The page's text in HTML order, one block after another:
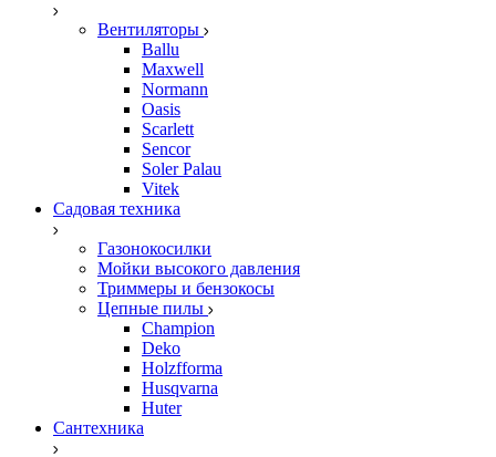
Вентиляторы
Ballu
Maxwell
Normann
Oasis
Scarlett
Sencor
Soler Palau
Vitek
Садовая техника
Газонокосилки
Мойки высокого давления
Триммеры и бензокосы
Цепные пилы
Champion
Deko
Holzfforma
Husqvarna
Huter
Сантехника